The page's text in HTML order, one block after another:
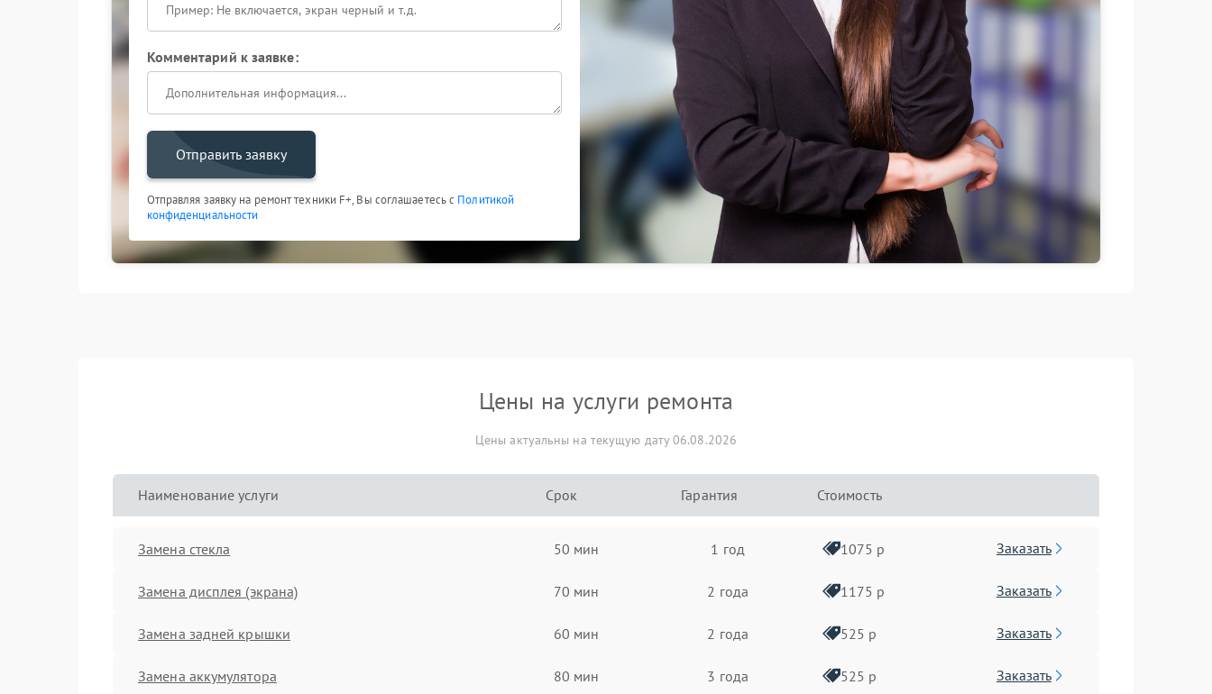
Комментарий к заявке:
Отправить заявку
Отправляя заявку на ремонт техники F+, Вы соглашаетесь с Политикой
конфиденциальности
Цены на услуги ремонта
Цены актуальны на текущую дату 06.08.2026
Наименование услуги Срок Гарантия Стоимость
Замена стекла 50 мин 1 год 1075 р Заказать
Замена дисплея (экрана) 70 мин 2 года 1175 р Заказать
Замена задней крышки 60 мин 2 года 525 р Заказать
Замена аккумулятора 80 мин 3 года 525 р Заказать